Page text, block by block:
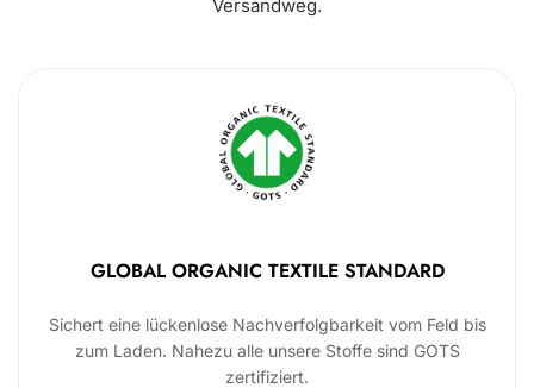
Versandweg.
GLOBAL ORGANIC TEXTILE STANDARD
Sichert eine lückenlose Nachverfolgbarkeit vom Feld bis
zum Laden. Nahezu alle unsere Stoffe sind GOTS
zertifiziert.